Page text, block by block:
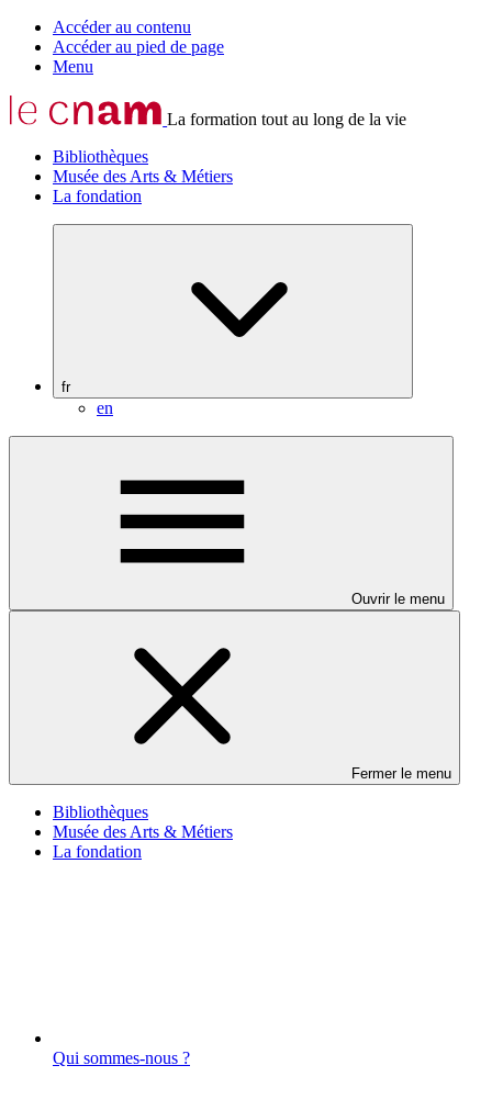
Accéder au contenu
Accéder au pied de page
Menu
La formation tout au long de la vie
Bibliothèques
Musée des Arts & Métiers
La fondation
fr
en
Ouvrir le menu
Fermer le menu
Bibliothèques
Musée des Arts & Métiers
La fondation
Qui sommes-nous ?